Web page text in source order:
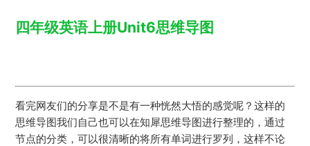
四年级英语上册Unit6思维导图
看完网友们的分享是不是有一种恍然大悟的感觉呢？这样的
思维导图我们自己也可以在知犀思维导图进行整理的，通过
节点的分类，可以很清晰的将所有单词进行罗列，这样不论